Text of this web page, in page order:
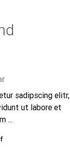
sadipscing elitr,
ut labore et
...